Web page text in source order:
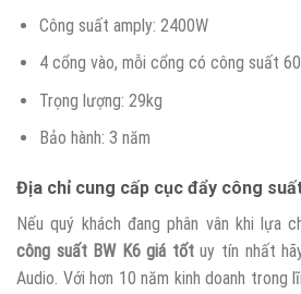
Công suất amply: 2400W
4 cổng vào, mỗi cổng có công suất
Trọng lượng: 29kg
Bảo hành: 3 năm
Địa chỉ cung cấp cục đẩy công
Nếu quý khách đang phân vân khi lựa
công suất BW K6 giá tốtuy tín nhất
Audio. Với hơn 10 năm kinh doanh trong